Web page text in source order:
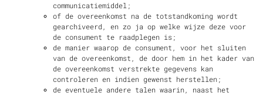
communicatiemiddel;
of de overeenkomst na de totstandkoming wordt
gearchiveerd, en zo ja op welke wijze deze voor
de consument te raadplegen is;
de manier waarop de consument, voor het sluiten
van de overeenkomst, de door hem in het kader van
de overeenkomst verstrekte gegevens kan
controleren en indien gewenst herstellen;
de eventuele andere talen waarin, naast het